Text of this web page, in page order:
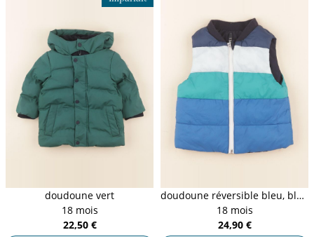
doudoune vert
18 mois
22,50 €
doudoune réversible bleu, blanc
18 mois
24,90 €